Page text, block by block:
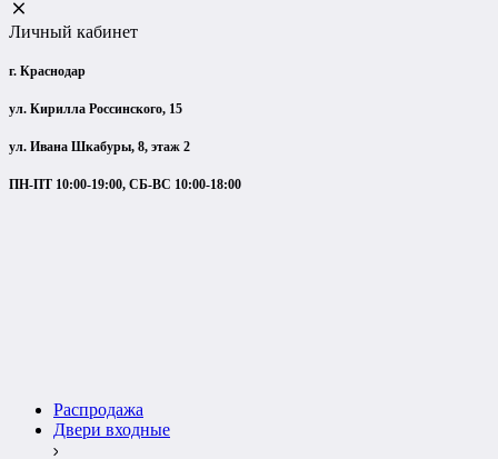
Личный кабинет
г. Краснодар
ул. Кирилла Россинского, 15
ул. Ивана Шкабуры, 8, этаж 2
ПН-ПТ 10:00-19:00, СБ-ВС 10:00-18:00
Распродажа
Двери входные